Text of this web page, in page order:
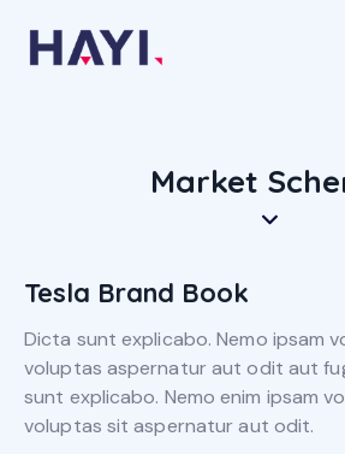
Market
Tesla Brand Book
Dicta sunt explicabo. Nemo ipsam
voluptas aspernatur aut odit aut
sunt explicabo. Nemo enim ipsam
voluptas sit aspernatur aut odit.